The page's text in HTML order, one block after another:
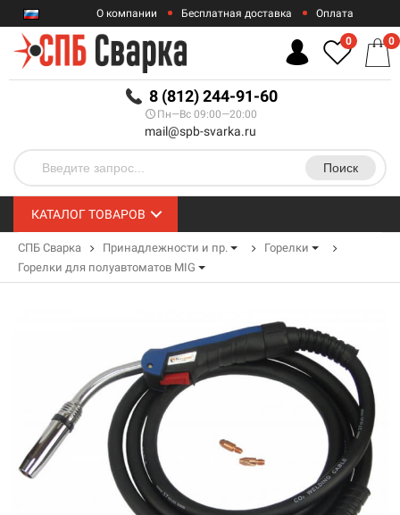
RUB
О компании Бесплатная доставка Оплата
Гарантии
8 (812) 244-91-60
Пн—Вс 09:00—20:00
mail@spb-svarka.ru
Поиск
0 0
КАТАЛОГ ТОВАРОВ
СПБ Сварка Принадлежности и пр.
Горелки
Горелки для полуавтоматов MIG